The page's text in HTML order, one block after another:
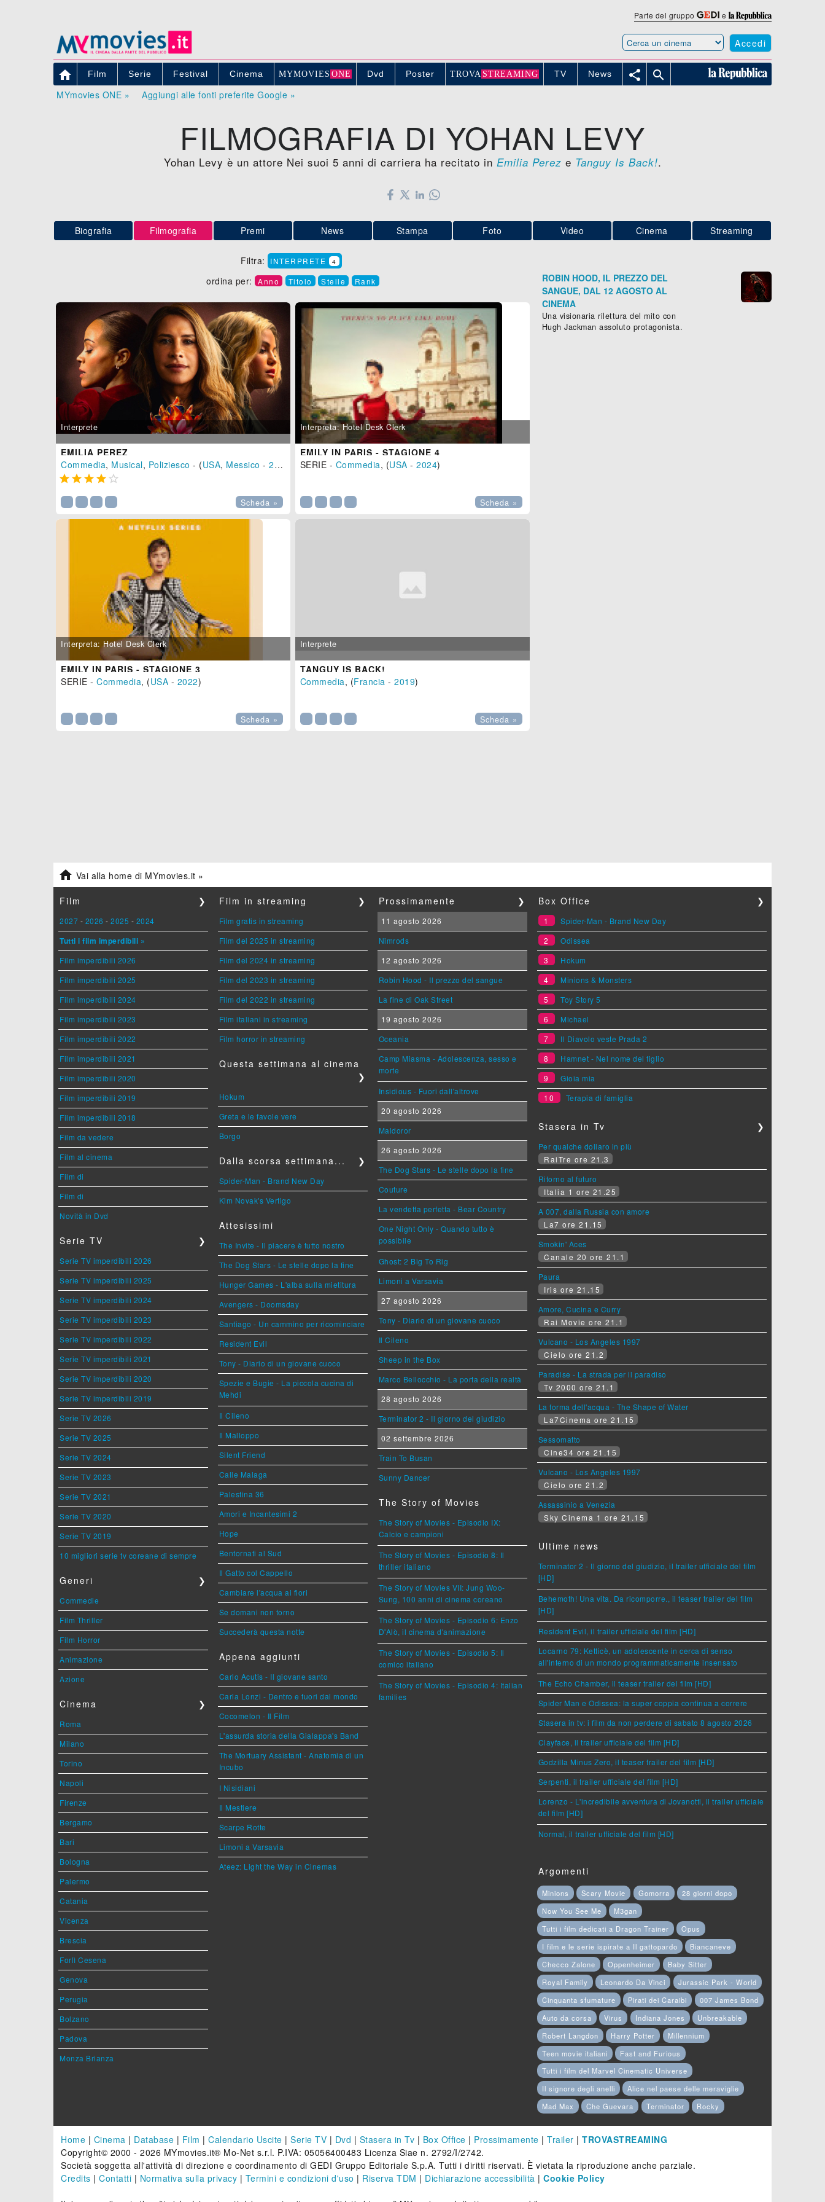
Parte del gruppo e
Accedi
 Film Serie Festival Cinema MYMOVIE S ONE Dvd Poster TROVA STREAMING TV News  
MYmovies ONE » Aggiungi alle fonti preferite Google »
FILMOGRAFIA DI YOHAN LEVY
Yohan Levy è un attore Nei suoi 5 anni di carriera ha recitato in Emilia Perez e Tanguy Is Back!.
Biografia Filmografia Premi News Stampa Foto Video Cinema Streaming
Filtra: INTERPRETE 4
ordina per: Anno Titolo Stelle Rank
Interprete
EMILIA PEREZ
Commedia, Musical, Poliziesco - (USA, Messico - 2024
), 130 min.
    
Scheda »
Interpreta: Hotel Desk Clerk
EMILY IN PARIS - STAGIONE 4
SERIE - Commedia, (USA -2024)
Scheda »
Interpreta: Hotel Desk Clerk
EMILY IN PARIS - STAGIONE 3
SERIE - Commedia, (USA - 2022)
Scheda »
Interprete
TANGUY IS BACK!
Commedia, (Francia -2019)
Scheda »
ROBIN HOOD, IL PREZZO DEL
SANGUE, DAL 12 AGOSTO AL
CINEMA
Una visionaria rilettura del mito con
Hugh Jackman assoluto protagonista.
 Vai alla home di MYmovies.it »
Film ❯
2027 - 2026 - 2025 - 2024
Tutti i film imperdibili »
Film imperdibili 2026
Film imperdibili 2025
Film imperdibili 2024
Film imperdibili 2023
Film imperdibili 2022
Film imperdibili 2021
Film imperdibili 2020
Film imperdibili 2019
Film imperdibili 2018
Film da vedere
Film al cinema
Film di
Film di
Novità in Dvd
Serie TV ❯
Serie TV imperdibili 2026
Serie TV imperdibili 2025
Serie TV imperdibili 2024
Serie TV imperdibili 2023
Serie TV imperdibili 2022
Serie TV imperdibili 2021
Serie TV imperdibili 2020
Serie TV imperdibili 2019
Serie TV 2026
Serie TV 2025
Serie TV 2024
Serie TV 2023
Serie TV 2021
Serie TV 2020
Serie TV 2019
10 migliori serie tv coreane di sempre
Generi ❯
Commedie
Film Thriller
Film Horror
Animazione
Azione
Cinema ❯
Roma
Milano
Torino
Napoli
Firenze
Bergamo
Bari
Bologna
Palermo
Catania
Vicenza
Brescia
Forlì Cesena
Genova
Perugia
Bolzano
Padova
Monza Brianza
Film in streaming ❯
Film gratis in streaming
Film del 2025 in streaming
Film del 2024 in streaming
Film del 2023 in streaming
Film del 2022 in streaming
Film italiani in streaming
Film horror in streaming
Questa settimana al cinema
❯
Hokum
Greta e le favole vere
Borgo
Dalla scorsa settimana... ❯
Spider-Man - Brand New Day
Kim Novak's Vertigo
Attesissimi
The Invite - Il piacere è tutto nostro
The Dog Stars - Le stelle dopo la fine
Hunger Games - L'alba sulla mietitura
Avengers - Doomsday
Santiago - Un cammino per ricominciare
Resident Evil
Tony - Diario di un giovane cuoco
Spezie e Bugie - La piccola cucina di
Mehdi
Il Cileno
Il Malloppo
Silent Friend
Calle Malaga
Palestina 36
Amori e Incantesimi 2
Hope
Bentornati al Sud
Il Gatto col Cappello
Cambiare l'acqua ai fiori
Se domani non torno
Succederà questa notte
Appena aggiunti
Carlo Acutis - Il giovane santo
Carla Lonzi - Dentro e fuori dal mondo
Cocomelon - Il Film
L'assurda storia della Gialappa's Band
The Mortuary Assistant - Anatomia di un
Incubo
I Nisidiani
Il Mestiere
Scarpe Rotte
Limoni a Varsavia
Ateez: Light the Way in Cinemas
Prossimamente ❯
11 agosto 2026
Nimrods
12 agosto 2026
Robin Hood - Il prezzo del sangue
La fine di Oak Street
19 agosto 2026
Oceania
Camp Miasma - Adolescenza, sesso e
morte
Insidious - Fuori dall'altrove
20 agosto 2026
Maldoror
26 agosto 2026
The Dog Stars - Le stelle dopo la fine
Couture
La vendetta perfetta - Bear Country
One Night Only - Quando tutto è
possibile
Ghost: 2 Big To Rig
Limoni a Varsavia
27 agosto 2026
Tony - Diario di un giovane cuoco
Il Cileno
Sheep in the Box
Marco Bellocchio - La porta della realtà
28 agosto 2026
Terminator 2 - Il giorno del giudizio
02 settembre 2026
Train To Busan
Sunny Dancer
The Story of Movies
The Story of Movies - Episodio IX:
Calcio e campioni
The Story of Movies - Episodio 8: Il
thriller italiano
The Story of Movies VII: Jung Woo-
Sung, 100 anni di cinema coreano
The Story of Movies - Episodio 6: Enzo
D'Alò, il cinema d'animazione
The Story of Movies - Episodio 5: Il
comico italiano
The Story of Movies - Episodio 4: Italian
families
Box Office ❯
1
Spider-Man - Brand New Day
2
Odissea
3
Hokum
4
Minions & Monsters
5
Toy Story 5
6
Michael
7
Il Diavolo veste Prada 2
8
Hamnet - Nel nome del figlio
9
Gioia mia
10
Terapia di famiglia
Stasera in Tv ❯
Per qualche dollaro in più
RaiTre ore 21.3
Ritorno al futuro
Italia 1 ore 21.25
A 007, dalla Russia con amore
La7 ore 21.15
Smokin' Aces
Canale 20 ore 21.1
Paura
Iris ore 21.15
Amore, Cucina e Curry
Rai Movie ore 21.1
Vulcano - Los Angeles 1997
Cielo ore 21.2
Paradise - La strada per il paradiso
Tv 2000 ore 21.1
La forma dell'acqua - The Shape of Water
La7Cinema ore 21.15
Sessomatto
Cine34 ore 21.15
Vulcano - Los Angeles 1997
Cielo ore 21.2
Assassinio a Venezia
Sky Cinema 1 ore 21.15
Ultime news
Terminator 2 - Il giorno del giudizio, il trailer ufficiale del film
[HD]
Behemoth! Una vita. Da ricomporre., il teaser trailer del film
[HD]
Resident Evil, il trailer ufficiale del film [HD]
Locarno 79: Ketticè, un adolescente in cerca di senso
all'interno di un mondo programmaticamente insensato
The Echo Chamber, il teaser trailer del film [HD]
Spider Man e Odissea: la super coppia continua a correre
Stasera in tv: i film da non perdere di sabato 8 agosto 2026
Clayface, il trailer ufficiale del film [HD]
Godzilla Minus Zero, il teaser trailer del film [HD]
Serpenti, il trailer ufficiale del film [HD]
Lorenzo - L'incredibile avventura di Jovanotti, il trailer ufficiale
del film [HD]
Normal, il trailer ufficiale del film [HD]
Argomenti
Minions Scary Movie Gomorra
28 giorni dopo
Now You See Me
M3gan
Tutti i film dedicati a Dragon Trainer
Opus
I film e le serie ispirate a Il gattopardo
Biancaneve
Checco Zalone
Oppenheimer
Baby Sitter
Royal Family
Leonardo Da Vinci
Jurassic Park - World
Cinquanta sfumature
Pirati dei Caraibi
007 James Bond
Auto da corsa
Virus Indiana Jones
Unbreakable
Robert Langdon
Harry Potter
Millennium
Teen movie italiani
Fast and Furious
Tutti i film del Marvel Cinematic Universe
Il signore degli anelli
Alice nel paese delle meraviglie
Mad Max
Che Guevara Terminator Rocky
Home | Cinema | Database | Film | Calendario Uscite | Serie TV | Dvd | Stasera in Tv | Box Office | Prossimamente | Trailer | TROVASTREAMING
Copyright© 2000 - 2026 MYmovies.it® Mo-Net s.r.l. P.IVA: 05056400483 Licenza Siae n. 2792/I/2742.
Società soggetta all'attività di direzione e coordinamento di GEDI Gruppo Editoriale S.p.A. Tutti i diritti riservati. È vietata la riproduzione anche parziale.
Credits | Contatti | Normativa sulla privacy | Termini e condizioni d'uso | Riserva TDM | Dichiarazione accessibilità | Cookie Policy